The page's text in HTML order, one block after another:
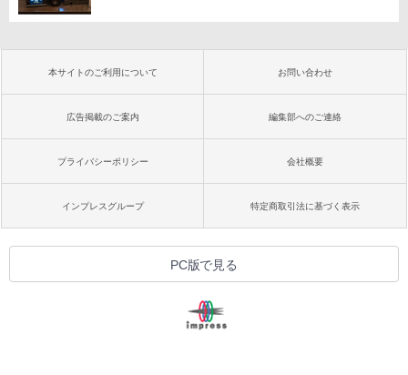
本サイトのご利用について お問い合わせ
広告掲載のご案内 編集部へのご連絡
プライバシーポリシー 会社概要
インプレスグループ 特定商取引法に基づく表示
PC版で見る